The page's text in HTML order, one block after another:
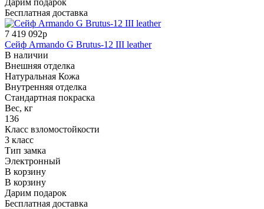
Бесплатная доставка
7 419 092р
Сейф Armando G Brutus-12 III leather
В наличии
Внешняя отделка
Натуральная Кожа
Внутренняя отделка
Стандартная покраска
Вес, кг
136
Класс взломостойкости
3 класс
Тип замка
Электронный
В корзину
В корзину
Дарим подарок
Бесплатная доставка